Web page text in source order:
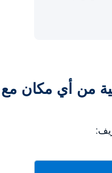
من أي مكان مع